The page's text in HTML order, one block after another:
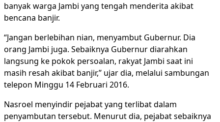
banyak warga Jambi yang tengah menderita akibat
bencana banjir.
“Jangan berlebihan nian, menyambut Gubernur. Dia
orang Jambi juga. Sebaiknya Gubernur diarahkan
langsung ke pokok persoalan, rakyat Jambi saat ini
masih resah akibat banjir,” ujar dia, melalui sambungan
telepon Minggu 14 Februari 2016.
Nasroel menyindir pejabat yang terlibat dalam
penyambutan tersebut. Menurut dia, pejabat sebaiknya